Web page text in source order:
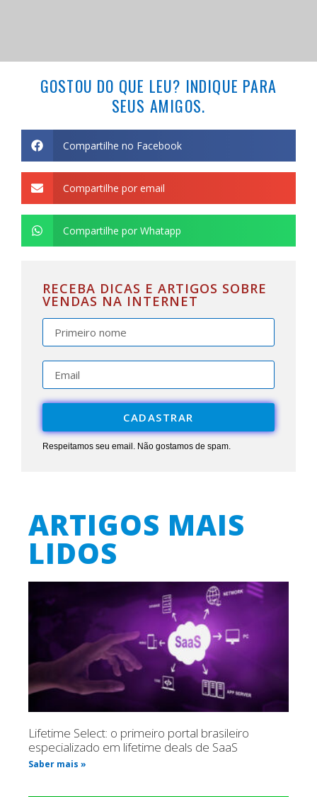
GOSTOU DO QUE LEU? INDIQUE PARA
SEUS AMIGOS.
Compartilhe no Facebook
Compartilhe por email
Compartilhe por Whatapp
RECEBA DICAS E ARTIGOS SOBRE
VENDAS NA INTERNET
CADASTRAR
Respeitamos seu email. Não gostamos de spam.
ARTIGOS MAIS
LIDOS
Lifetime Select: o primeiro portal brasileiro
especializado em lifetime deals de SaaS
Saber mais »